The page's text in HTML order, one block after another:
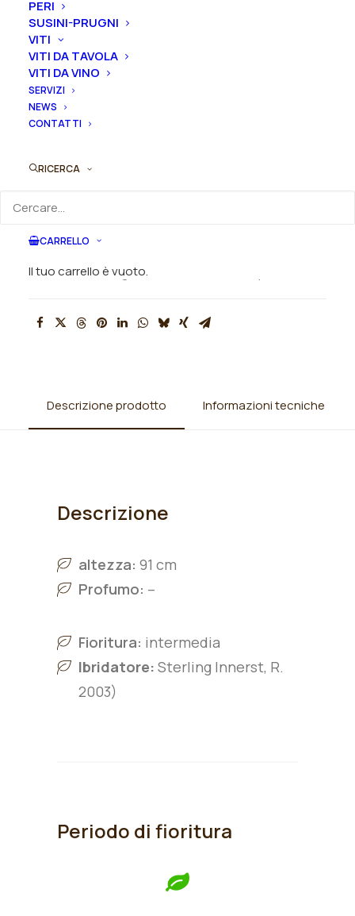
PERI
SUSINI-PRUGNI
VITI
VITI DA TAVOLA
VITI DA VINO
SERVIZI
NEWS
CONTATTI
RICERCA
CARRELLO
Il tuo carrello è vuoto.
"Claudia
Barton
Blair"
quantità
Ordina subito questo prodotto!
Puoi acquistare ora questo prodotto contattandoci e
indicando la dimensione del vaso desiderata e la
quantità
SKU
germanica
Descrizione prodotto Informazioni tecniche
Descrizione
altezza: 91 cm
Profumo: –
Fioritura: intermedia
Ibridatore: Sterling Innerst, R.
2003)
Periodo di fioritura